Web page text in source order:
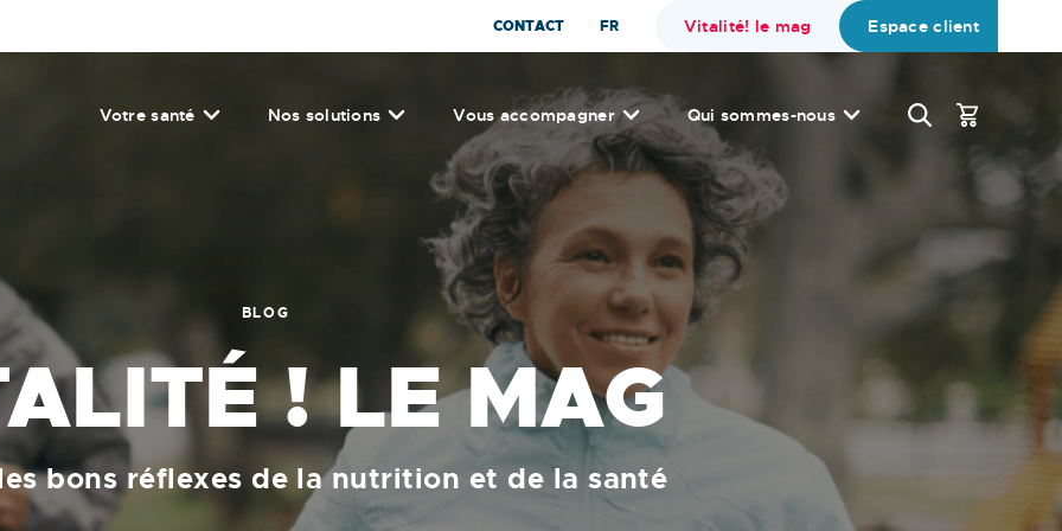
CONTACT FR Vitalité! le mag Espace client
Votre santé Nos solutions Vous accompagner Qui sommes-nous
BLOG
! LE MAG
bons réflexes de la nutrition et de la santé